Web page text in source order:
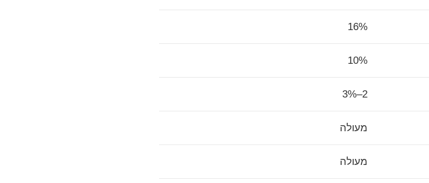
16%
10%
2–3%
מעולה
מעולה